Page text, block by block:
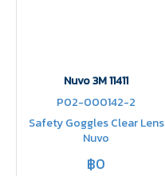
Nuvo 3M 11411
P02-000142-2
Safety Goggles Clear Lens
Nuvo
฿0